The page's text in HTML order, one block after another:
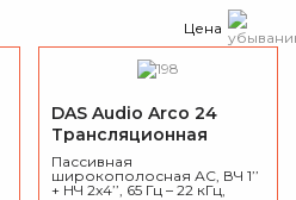
Цена
DAS Audio Arco 24
Трансляционная
акустическая система
Пассивная
широкополосная АС, ВЧ 1’’
+ НЧ 2x4’’, 65 Гц – 22 кГц,